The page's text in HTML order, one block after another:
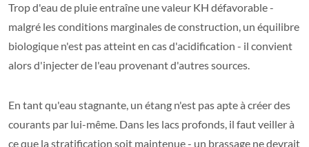
Trop d'eau de pluie entraîne une valeur KH défavorable -
malgré les conditions marginales de construction, un équilibre
biologique n'est pas atteint en cas d'acidification - il convient
alors d'injecter de l'eau provenant d'autres sources.
En tant qu'eau stagnante, un étang n'est pas apte à créer des
courants par lui-même. Dans les lacs profonds, il faut veiller à
ce que la stratification soit maintenue - un brassage ne devrait